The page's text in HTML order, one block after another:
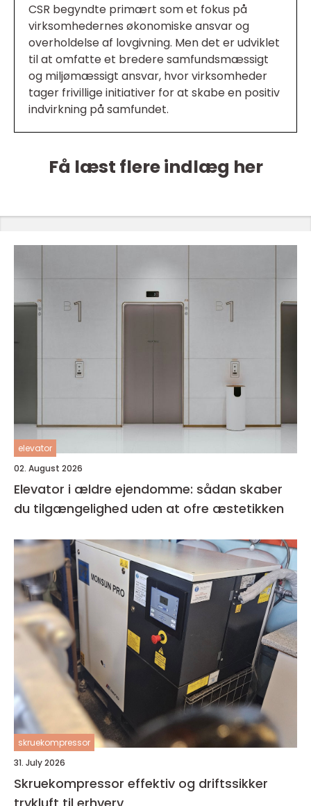
CSR begyndte primært som et fokus på
virksomhedernes økonomiske ansvar og
overholdelse af lovgivning. Men det er udviklet
til at omfatte et bredere samfundsmæssigt
og miljømæssigt ansvar, hvor virksomheder
tager frivillige initiativer for at skabe en positiv
indvirkning på samfundet.
Få læst flere indlæg her
elevator
02. August 2026
Elevator i ældre ejendomme: sådan skaber
du tilgængelighed uden at ofre æstetikken
skruekompressor
31. July 2026
Skruekompressor effektiv og driftssikker